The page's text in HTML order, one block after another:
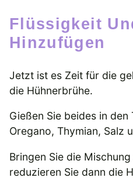
Flüssigkeit Und Gewürze
Hinzufügen
Jetzt ist es Zeit für die
die Hühnerbrühe.
Gießen Sie beides in
Oregano, Thymian, Salz
Bringen Sie die
reduzieren Sie dann die